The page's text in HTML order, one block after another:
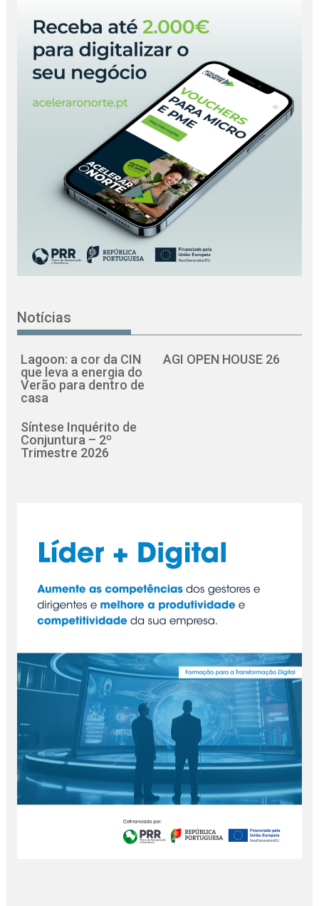
Notícias
Lagoon: a cor da CIN
que leva a energia do
Verão para dentro de
casa
AGI OPEN HOUSE 26
Síntese Inquérito de
Conjuntura – 2º
Trimestre 2026